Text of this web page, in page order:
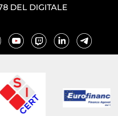
DEL DIGITALE